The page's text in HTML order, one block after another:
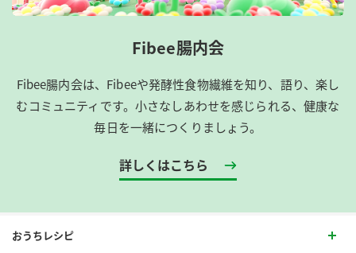
Fibee腸内会
Fibee腸内会は、​Fibeeや発酵性食物繊維を知り、語り、楽し
むコミュニティです。​小さなしあわせを感じられる、健康な
毎日を一緒につくりましょう。
詳しくはこちら
おうちレシピ